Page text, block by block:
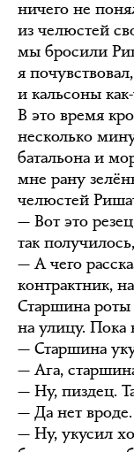
ничего не
из челюстей
мы бросили
я
и кальсоны
В это время
несколько
батальона и
мне рану
челюстей
— Вот это
так
— А чего
контрактник,
Старшина роты
на улицу. Пока
— Старшина
— Ага,
— Ну, пиздец.
— Да нет вроде.
— Ну, укусил